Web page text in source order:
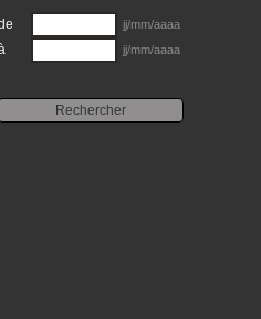
jj/mm/aaaa
jj/mm/aaaa